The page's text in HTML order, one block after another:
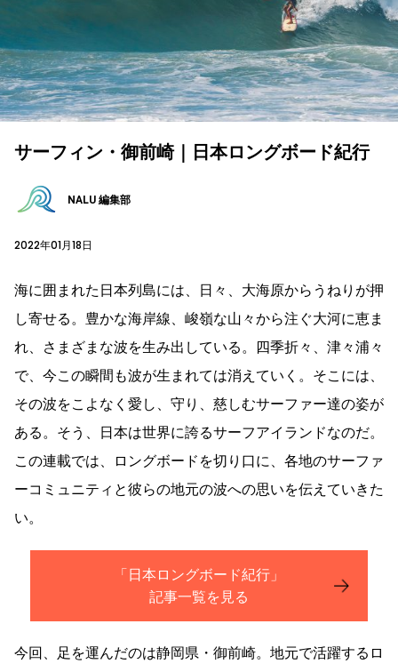
サーフィン・御前崎｜日本ロングボード紀行
NALU 編集部
2022年01月18日
海に囲まれた日本列島には、日々、大海原からうねりが押
し寄せる。豊かな海岸線、峻嶺な山々から注ぐ大河に恵ま
れ、さまざまな波を生み出している。四季折々、津々浦々
で、今この瞬間も波が生まれては消えていく。そこには、
その波をこよなく愛し、守り、慈しむサーファー達の姿が
ある。そう、日本は世界に誇るサーフアイランドなのだ。
この連載では、ロングボードを切り口に、各地のサーファ
ーコミュニティと彼らの地元の波への思いを伝えていきた
い。
「日本ロングボード紀行」
記事一覧を見る
今回、足を運んだのは静岡県・御前崎。地元で活躍するロ